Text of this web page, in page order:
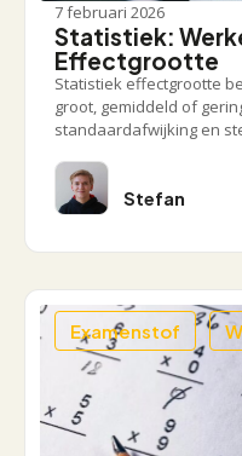
7 februari 2026
Statistiek:
Effectgrootte
Statistiek effectgrootte
groot, gemiddeld of
standaardafwijking en
Stefan
Examenstof